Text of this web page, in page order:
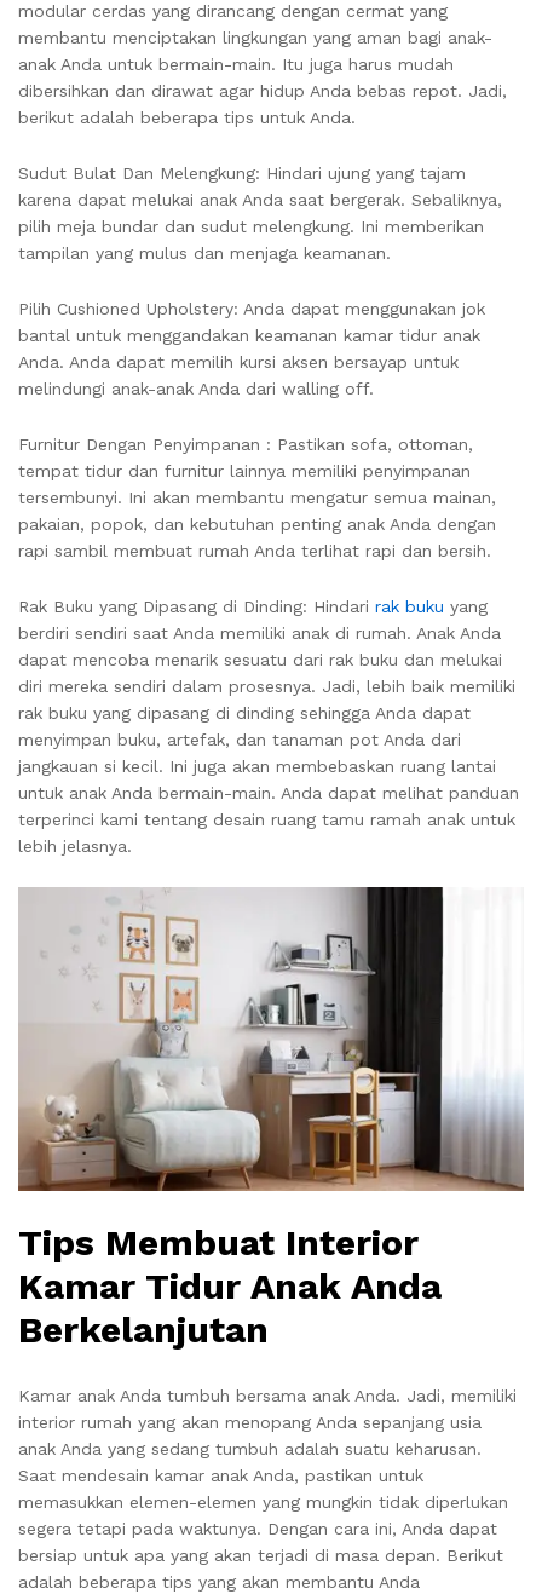
modular cerdas yang dirancang dengan cermat yang
membantu menciptakan lingkungan yang aman bagi anak-
anak Anda untuk bermain-main. Itu juga harus mudah
dibersihkan dan dirawat agar hidup Anda bebas repot. Jadi,
berikut adalah beberapa tips untuk Anda.
Sudut Bulat Dan Melengkung: Hindari ujung yang tajam
karena dapat melukai anak Anda saat bergerak. Sebaliknya,
pilih meja bundar dan sudut melengkung. Ini memberikan
tampilan yang mulus dan menjaga keamanan.
Pilih Cushioned Upholstery: Anda dapat menggunakan jok
bantal untuk menggandakan keamanan kamar tidur anak
Anda. Anda dapat memilih kursi aksen bersayap untuk
melindungi anak-anak Anda dari walling off.
Furnitur Dengan Penyimpanan : Pastikan sofa, ottoman,
tempat tidur dan furnitur lainnya memiliki penyimpanan
tersembunyi. Ini akan membantu mengatur semua mainan,
pakaian, popok, dan kebutuhan penting anak Anda dengan
rapi sambil membuat rumah Anda terlihat rapi dan bersih.
Rak Buku yang Dipasang di Dinding: Hindari rak buku yang
berdiri sendiri saat Anda memiliki anak di rumah. Anak Anda
dapat mencoba menarik sesuatu dari rak buku dan melukai
diri mereka sendiri dalam prosesnya. Jadi, lebih baik memiliki
rak buku yang dipasang di dinding sehingga Anda dapat
menyimpan buku, artefak, dan tanaman pot Anda dari
jangkauan si kecil. Ini juga akan membebaskan ruang lantai
untuk anak Anda bermain-main. Anda dapat melihat panduan
terperinci kami tentang desain ruang tamu ramah anak untuk
lebih jelasnya.
Tips Membuat Interior
Kamar Tidur Anak Anda
Berkelanjutan
Kamar anak Anda tumbuh bersama anak Anda. Jadi, memiliki
interior rumah yang akan menopang Anda sepanjang usia
anak Anda yang sedang tumbuh adalah suatu keharusan.
Saat mendesain kamar anak Anda, pastikan untuk
memasukkan elemen-elemen yang mungkin tidak diperlukan
segera tetapi pada waktunya. Dengan cara ini, Anda dapat
bersiap untuk apa yang akan terjadi di masa depan. Berikut
adalah beberapa tips yang akan membantu Anda